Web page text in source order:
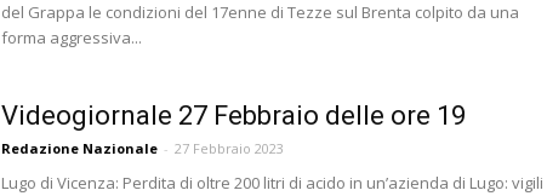
del Grappa le condizioni del 17enne di Tezze sul Brenta colpito da una
forma aggressiva...
Videogiornale 27 Febbraio delle ore 19
Redazione Nazionale - 27 Febbraio 2023
Lugo di Vicenza: Perdita di oltre 200 litri di acido in un’azienda di Lugo: vigili